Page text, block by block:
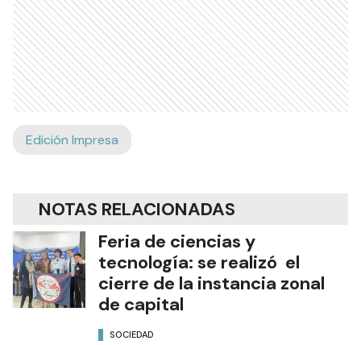
Edición Impresa
NOTAS RELACIONADAS
Feria de ciencias y
tecnología: se realizó el
cierre de la instancia zonal
de capital
SOCIEDAD